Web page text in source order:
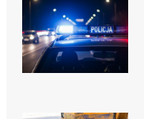
miasta